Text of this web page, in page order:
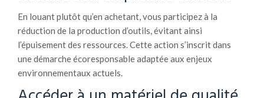
En louant plutôt qu’en achetant, vous participez à la
réduction de la production d’outils, évitant ainsi
l’épuisement des ressources. Cette action s’inscrit dans
une démarche écoresponsable adaptée aux enjeux
environnementaux actuels.